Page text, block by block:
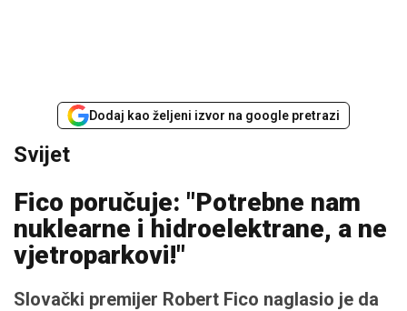
Dodaj kao željeni izvor na google pretrazi
Svijet
Fico poručuje: "Potrebne nam
nuklearne i hidroelektrane, a ne
vjetroparkovi!"
Slovački premijer Robert Fico naglasio je da